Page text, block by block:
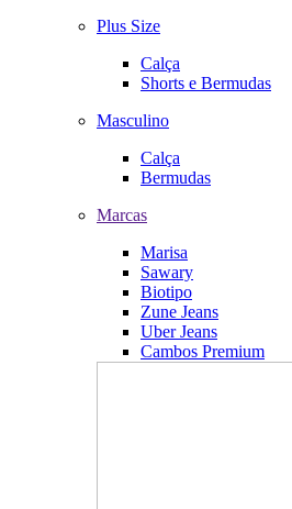
Plus Size
Calça
Shorts e Bermudas
Masculino
Calça
Bermudas
Marcas
Marisa
Sawary
Biotipo
Zune Jeans
Uber Jeans
Cambos Premium